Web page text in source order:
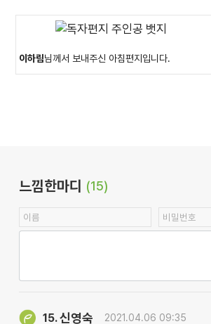
이하림님께서 보내주신 아침편지입니다.
느낌한마디 (15)
15.신영숙 2021.04.06 09:35